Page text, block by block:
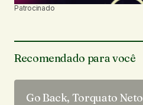
Patrocinado
Recomendado para você
Go Back, Torquato Neto